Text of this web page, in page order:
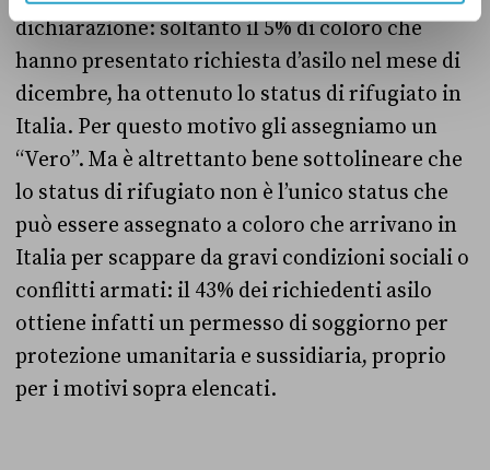
dichiarazione: soltanto il 5% di coloro che
hanno presentato richiesta d’asilo nel mese di
dicembre, ha ottenuto lo status di rifugiato in
Italia. Per questo motivo gli assegniamo un
“Vero”. Ma è altrettanto bene sottolineare che
lo status di rifugiato non è l’unico status che
può essere assegnato a coloro che arrivano in
Italia per scappare da gravi condizioni sociali o
conflitti armati: il 43% dei richiedenti asilo
ottiene infatti un permesso di soggiorno per
protezione umanitaria e sussidiaria, proprio
per i motivi sopra elencati.